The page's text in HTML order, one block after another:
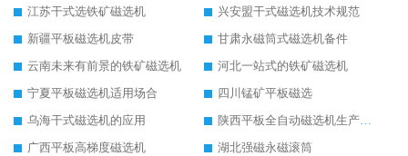
江苏干式选铁矿磁选机
兴安盟干式磁选机技术规范
新疆平板磁选机皮带
甘肃永磁筒式磁选机备件
云南未来有前景的铁矿磁选机
河北一站式的铁矿磁选机
宁夏平板磁选机适用场合
四川锰矿平板磁选
乌海干式磁选机的应用
陕西平板全自动磁选机生产厂家
广西平板高梯度磁选机
湖北强磁永磁滚筒